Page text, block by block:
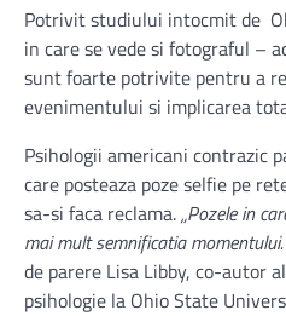
Potrivit studiului intocmit de
in care se vede si fotograful –
sunt foarte potrivite pentru a
evenimentului si implicarea
Psihologii americani contrazic
care posteaza poze selfie pe
sa-si faca reclama.„Pozele in
mai mult semnificatia
de parere Lisa Libby, co-autor
psihologie la Ohio State